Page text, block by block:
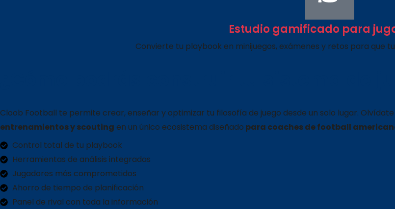
Estudio gamificado para
Convierte tu playbook en minijuegos, exámenes y retos para que
Cloob Football te permite crear, enseñar y optimizar tu filosofía de juego desde un solo lugar.
entrenamientos y scouting en un único ecosistema diseñado para coaches de football
Control total de tu playbook
Herramientas de análisis integradas
Jugadores más comprometidos
Ahorro de tiempo de planificación
Panel de rival con toda la información